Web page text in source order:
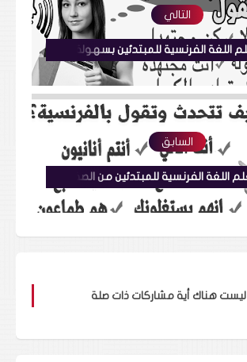
التالي
السابق
ليست هناك أية مشاركات ذات صلة